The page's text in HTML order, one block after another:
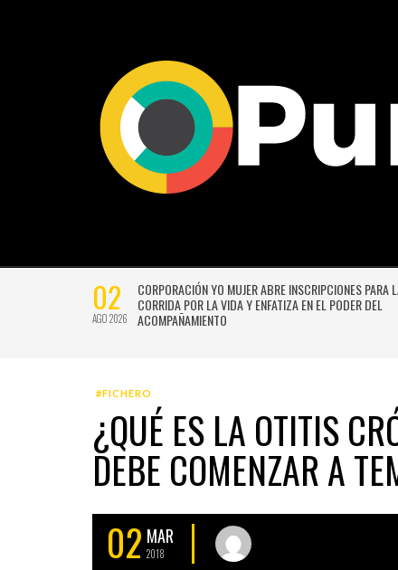
02
AGO 2026
CORPORACIÓN YO MUJER ABRE INSCRIPCIONES PARA
CORRIDA POR LA VIDA Y ENFATIZA EN EL PODER DEL
ACOMPAÑAMIENTO
#FICHERO
¿QUÉ ES LA OTITIS
DEBE COMENZAR A
02 MAR
2018